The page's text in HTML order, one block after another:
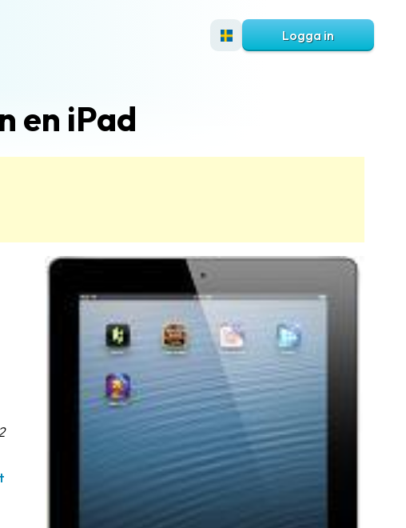
Logga in
en iPad